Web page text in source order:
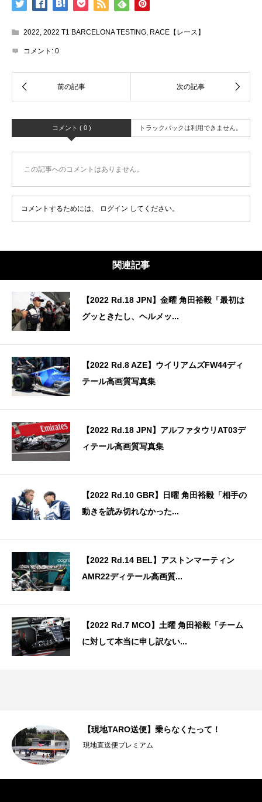
2022, 2022 T1 BARCELONA TESTING, RACE【レース】
コメント: 0
コメント ( 0 ) トラックバックは利用できません。
この記事へのコメントはありません。
コメントするためには、 ログイン してください。
関連記事
【2022 Rd.18 JPN】金曜 角田裕毅「最初は
グッときたし、ヘルメッ...
【2022 Rd.8 AZE】ウイリアムズFW44ディ
テール高画質写真集
【2022 Rd.18 JPN】アルファタウリAT03デ
ィテール高画質写真集
【2022 Rd.10 GBR】日曜 角田裕毅「相手の
動きを読み切れなかった...
【2022 Rd.14 BEL】アストンマーティン
AMR22ディテール高画質...
【2022 Rd.7 MCO】土曜 角田裕毅「チーム
に対して本当に申し訳ない...
【現地TARO送便】乗らなくたって！
現地直送便プレミアム